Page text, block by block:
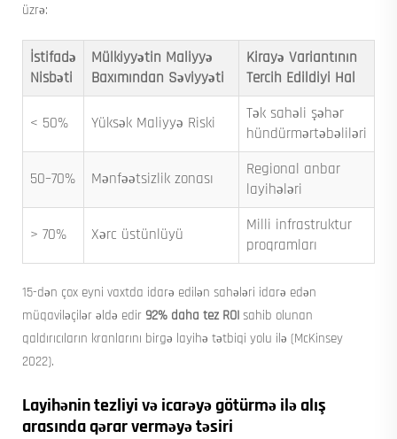
üzrə:
İstifadə
Nisbəti
Mülkiyyətin Maliyyə
Baxımından Səviyyəti
Kirayə Variantının
Tercih Edildiyi Hal
< 50% Yüksək Maliyyə Riski
Tək sahəli şəhər
hündürmərtəbəliləri
50–70% Mənfəətsizlik zonası
Regional anbar
layihələri
> 70% Xərc üstünlüyü
Milli infrastruktur
proqramları
15-dən çox eyni vaxtda idarə edilən sahələri idarə edən
müqaviləçilər əldə edir 92% daha tez ROI sahib olunan
qaldırıcıların kranlarını birgə layihə tətbiqi yolu ilə (McKinsey
2022).
Layihənin tezliyi və icarəyə götürmə ilə alış
arasında qərar verməyə təsiri